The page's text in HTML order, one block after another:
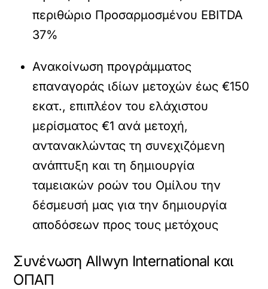
περιθώριο Προσαρμοσμένου EBITDA
37%
Ανακοίνωση προγράμματος
επαναγοράς ιδίων μετοχών έως €150
εκατ., επιπλέον του ελάχιστου
μερίσματος €1 ανά μετοχή,
αντανακλώντας τη συνεχιζόμενη
ανάπτυξη και τη δημιουργία
ταμειακών ροών του Ομίλου την
δέσμευσή μας για την δημιουργία
αποδόσεων προς τους μετόχους
Συνένωση Allwyn International και
ΟΠΑΠ